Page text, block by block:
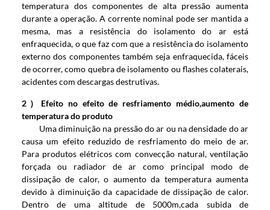
temperatura dos componentes de alta pressão aumenta
durante a operação. A corrente nominal pode ser mantida a
mesma, mas a resistência do isolamento do ar está
enfraquecida, o que faz com que a resistência do isolamento
externo dos componentes também seja enfraquecida, fáceis
de ocorrer, como quebra de isolamento ou flashes colaterais,
acidentes com descargas destrutivas.
2）Efeito no efeito de resfriamento médio,aumento de
temperatura do produto
Uma diminuição na pressão do ar ou na densidade do ar
causa um efeito reduzido de resfriamento do meio de ar.
Para produtos elétricos com convecção natural, ventilação
forçada ou radiador de ar como principal modo de
dissipação de calor, o aumento da temperatura aumenta
devido à diminuição da capacidade de dissipação de calor.
Dentro de uma altitude de 5000m,cada subida de